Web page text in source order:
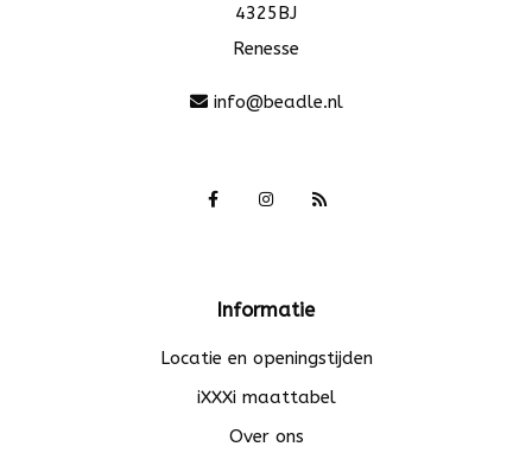
4325BJ
Renesse
info@beadle.nl
Informatie
Locatie en openingstijden
iXXXi maattabel
Over ons